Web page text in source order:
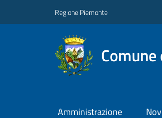
Regione Piemonte
Amministrazione